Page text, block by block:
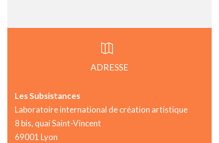
ADRESSE
Les Subsistances
Laboratoire international de création artistique
8 bis, quai Saint-Vincent
69001 Lyon